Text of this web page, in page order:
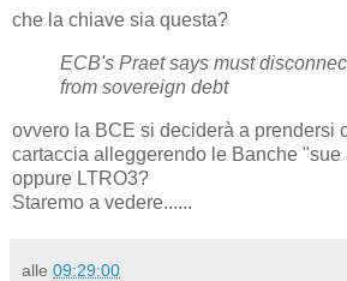
che la chiave sia questa?
ECB's Praet says must
from sovereign debt
ovvero la BCE si deciderà a prendersi
cartaccia alleggerendo le Banche "sue
oppure LTRO3?
Staremo a vedere......
alle 09:29:00